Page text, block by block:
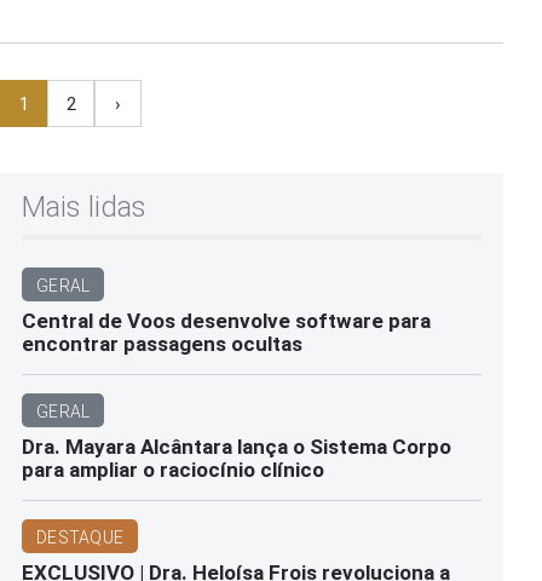
1 2 ›
Mais lidas
GERAL
Central de Voos desenvolve software para
encontrar passagens ocultas
GERAL
Dra. Mayara Alcântara lança o Sistema Corpo
para ampliar o raciocínio clínico
DESTAQUE
EXCLUSIVO | Dra. Heloísa Frois revoluciona a